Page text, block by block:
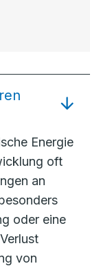
Energie
oft
an
oder eine
von